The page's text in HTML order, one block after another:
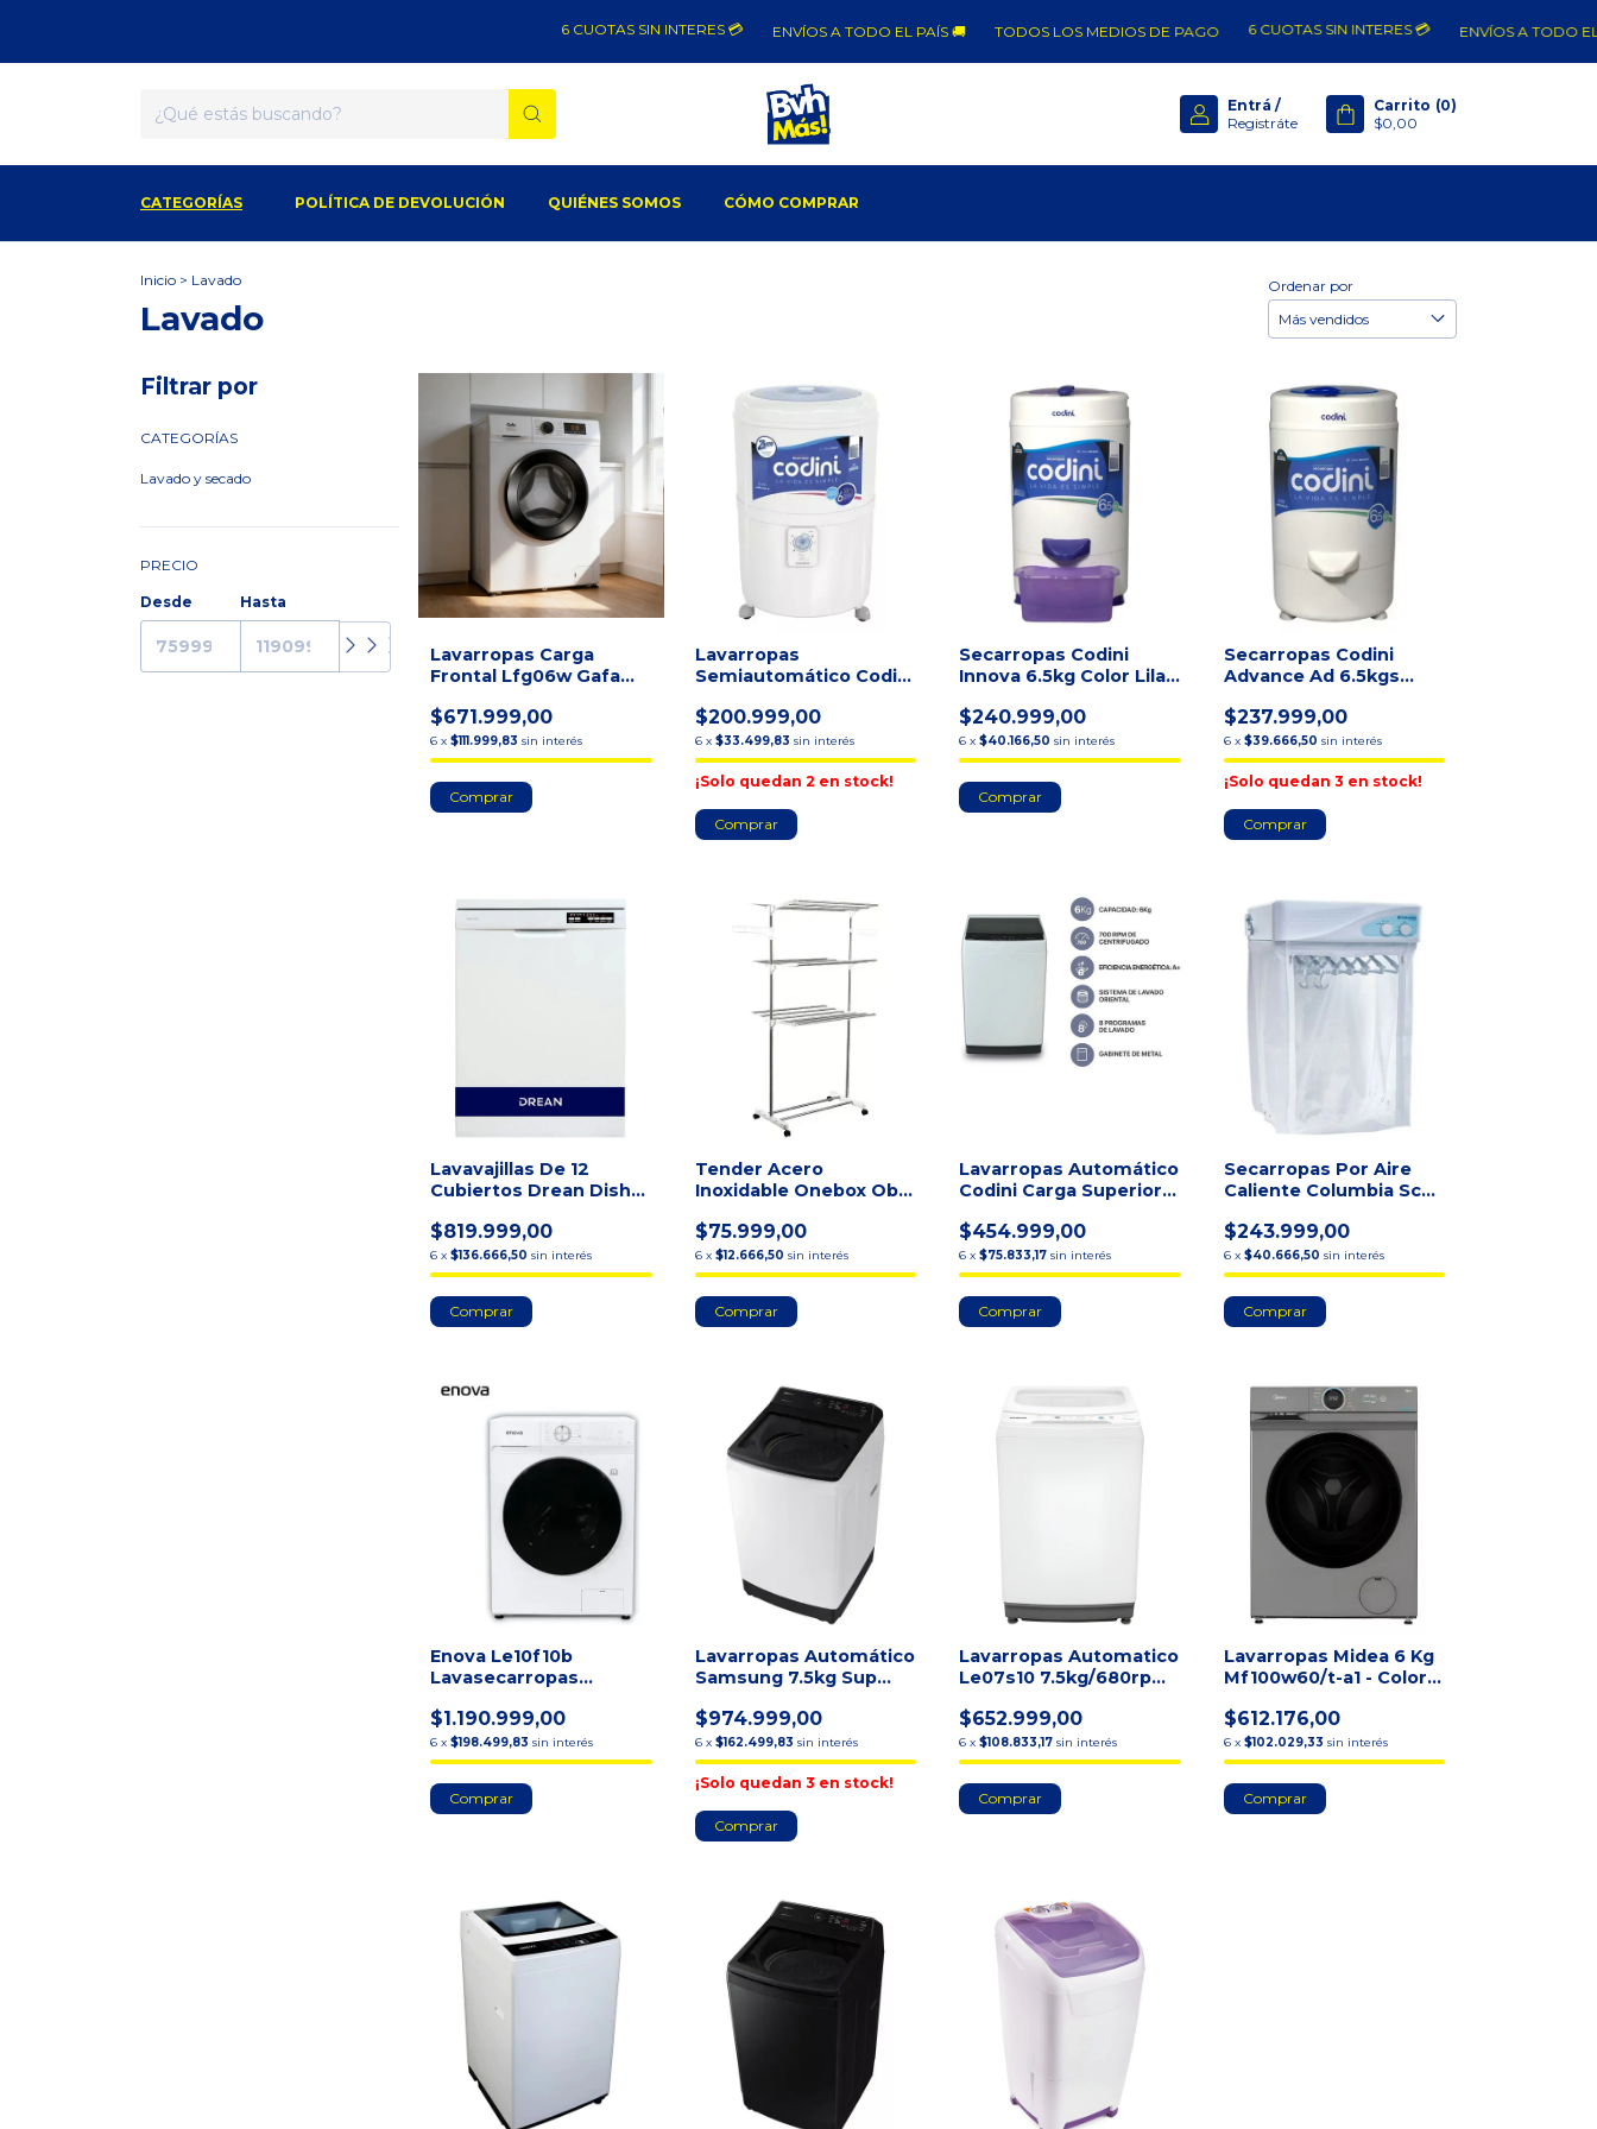
6 CUOTAS SIN INTERES 💳 ENVÍOS A TODO EL PAÍS 🚚 TODOS LOS MEDIOS DE PAGO 6 CUOTAS SIN INTERES 💳 ENVÍOS A TODO EL PAÍS
Entrá /
Registráte
Carrito (0)
$0,00
CATEGORÍAS POLÍTICA DE DEVOLUCIÓN QUIÉNES SOMOS CÓMO COMPRAR
Inicio > Lavado
Lavado
Ordenar por
Filtrar por
CATEGORÍAS
Lavado y secado
PRECIO
Desde Hasta
Lavarropas Carga
Frontal Lfg06w Gafa
$671.999,00
6 x$111.999,83 sin interés
Lavarropas
Semiautomático Codini
$200.999,00
6 x $33.499,83 sin interés
¡Solo quedan 2 en stock!
Secarropas Codini
Innova 6.5kg Color Lila
$240.999,00
6 x$40.166,50 sin interés
Secarropas Codini
Advance Ad 6.5kgs
2800r
$237.999,00
6 x $39.666,50 sin interés
¡Solo quedan 3 en stock!
Lavavajillas De 12
Cubiertos Drean Dish
$819.999,00
6 x$136.666,50 sin interés
Tender Acero
Inoxidable Onebox Ob-
$75.999,00
6 x $12.666,50 sin interés
Lavarropas Automático
Codini Carga Superior
$454.999,00
6 x$75.833,17 sin interés
Secarropas Por Aire
Caliente Columbia Scp-
$243.999,00
6 x $40.666,50 sin interés
Enova Le10f10b
Lavasecarropas
10 Kg B
$1.190.999,00
6 x$198.499,83 sin interés
Lavarropas Automático
Samsung 7.5kg Sup
$974.999,00
6 x $162.499,83 sin interés
¡Solo quedan 3 en stock!
Lavarropas Automatico
Le07s10 7.5kg/680rpm
$652.999,00
6 x$108.833,17 sin interés
Lavarropas Midea 6 Kg
Mf100w60/t-a1 - Color
$612.176,00
6 x $102.029,33 sin interés